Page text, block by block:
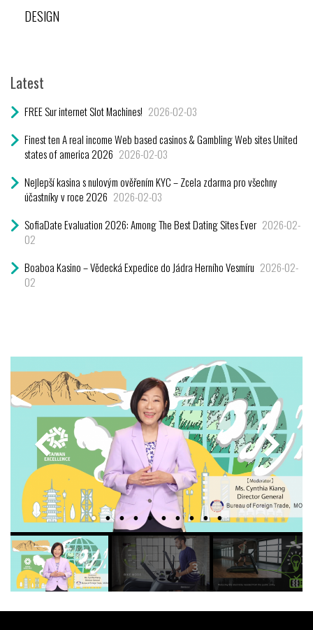
DESIGN
Latest
FREE Sur internet Slot Machines! 2026-02-03
Finest ten A real income Web based casinos & Gambling Web sites United
states of america 2026 2026-02-03
Nejlepší kasina s nulovým ověřením KYC – Zcela zdarma pro všechny
účastníky v roce 2026 2026-02-03
SofiaDate Evaluation 2026: Among The Best Dating Sites Ever 2026-02-
02
Boaboa Kasino – Vědecká Expedice do Jádra Herního Vesmíru 2026-02-
02